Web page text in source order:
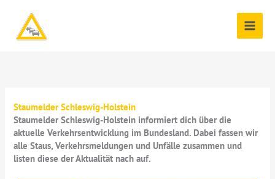
springen
Staumelder Schleswig-Holstein
Staumelder Schleswig-Holstein informiert dich über die
aktuelle Verkehrsentwicklung im Bundesland. Dabei fassen wir
alle Staus, Verkehrsmeldungen und Unfälle zusammen und
listen diese der Aktualität nach auf.